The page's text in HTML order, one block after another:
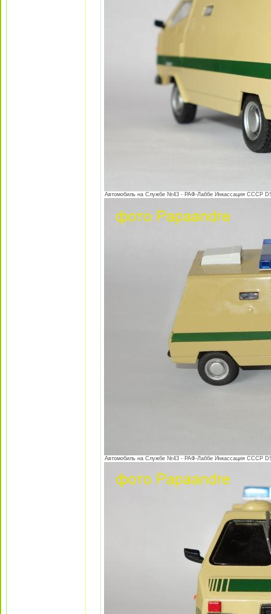
Автомобиль на Службе №43 - РАФ-Лаббе Инкассация СССР
Автомобиль на Службе №43 - РАФ-Лаббе Инкассация СССР